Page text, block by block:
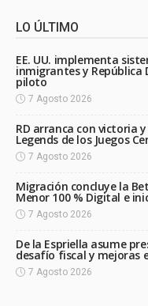
LO ÚLTIMO
EE. UU. implementa
inmigrantes y República
piloto
7 Agosto 2026
RD arranca con victoria
Legends de los Juegos
7 Agosto 2026
Migración concluye la
Menor 100 % Digital e
7 Agosto 2026
De la Espriella asume
desafío fiscal y mejoras
7 Agosto 2026